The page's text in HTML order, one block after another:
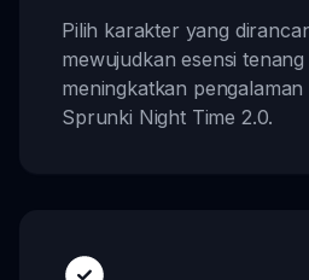
Pilih karakter yang
mewujudkan esensi tenang
meningkatkan
Sprunki Night Time 2.0.